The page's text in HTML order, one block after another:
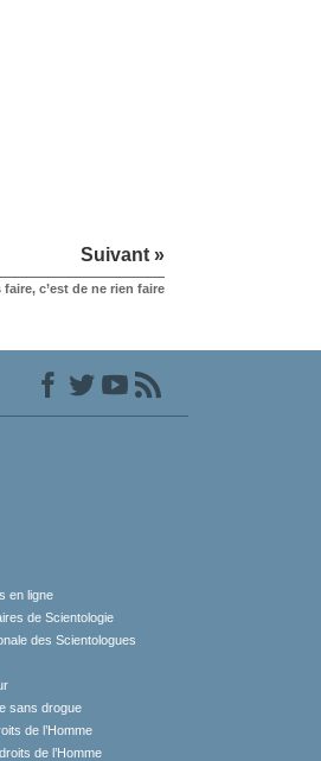
Suivant »
c’est de ne rien faire
en ligne
de Scientologie
des Scientologues
sans drogue
de l’Homme
de l’Homme